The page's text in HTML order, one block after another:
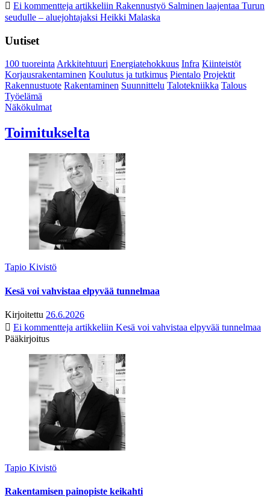
Ei kommentteja artikkeliin Rakennustyö Salminen laajentaa Turun
seudulle – aluejohtajaksi Heikki Malaska
Uutiset
100 tuoreintaArkkitehtuuri Energiatehokkuus Infra Kiinteistöt
Korjausrakentaminen Koulutus ja tutkimus Pientalo Projektit
Rakennustuote Rakentaminen Suunnittelu Talotekniikka Talous
Työelämä
Näkökulmat
Toimitukselta
Tapio Kivistö
Kesä voi vahvistaa elpyvää tunnelmaa
Kirjoitettu 26.6.2026
Ei kommentteja artikkeliin Kesä voi vahvistaa elpyvää tunnelmaa
Pääkirjoitus
Tapio Kivistö
Rakentamisen painopiste keikahti